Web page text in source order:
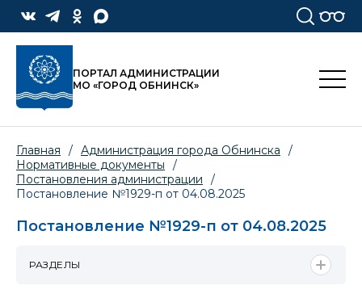
ПОРТАЛ АДМИНИСТРАЦИИ
МО «ГОРОД ОБНИНСК»
Главная / Администрация города Обнинска
/
Нормативные документы
/
Постановления администрации
/
Постановление №1929-п от 04.08.2025
Постановление №1929-п от 04.08.2025
РАЗДЕЛЫ